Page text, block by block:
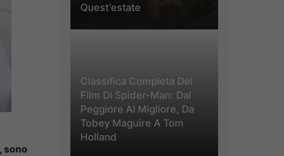
, sono
Quest’estate
Classifica Completa Dei
Film Di Spider-Man: Dal
Peggiore Al Migliore, Da
Tobey Maguire A Tom
Holland